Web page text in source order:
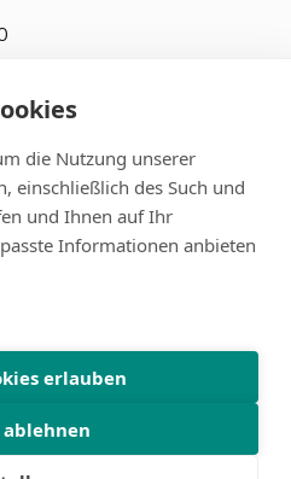
sich inkl. MwSt.
die Nutzung unserer
einschließlich des Such und
und Ihnen auf Ihr
Informationen anbieten
erlauben